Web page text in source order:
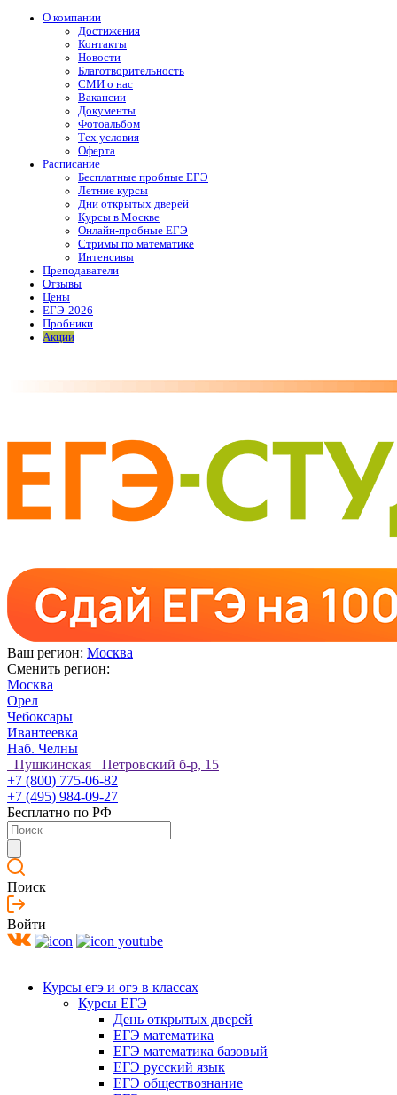
О компании
Достижения
Контакты
Новости
Благотворительность
СМИ о нас
Вакансии
Документы
Фотоальбом
Тех условия
Оферта
Расписание
Бесплатные пробные ЕГЭ
Летние курсы
Дни открытых дверей
Курсы в Москве
Онлайн-пробные ЕГЭ
Стримы по математике
Интенсивы
Преподаватели
Отзывы
Цены
ЕГЭ-2026
Пробники
Акции
Ваш регион: Москва
Сменить регион:
Москва
Орел
Чебоксары
Ивантеевка
Наб. Челны
Пушкинская Петровский б-р, 15
+7 (800) 775-06-82
+7 (495) 984-09-27
Бесплатно по РФ
Поиск
Войти
Курсы егэ и огэ в классах
Курсы ЕГЭ
День открытых дверей
ЕГЭ математика
ЕГЭ математика базовый
ЕГЭ русский язык
ЕГЭ обществознание